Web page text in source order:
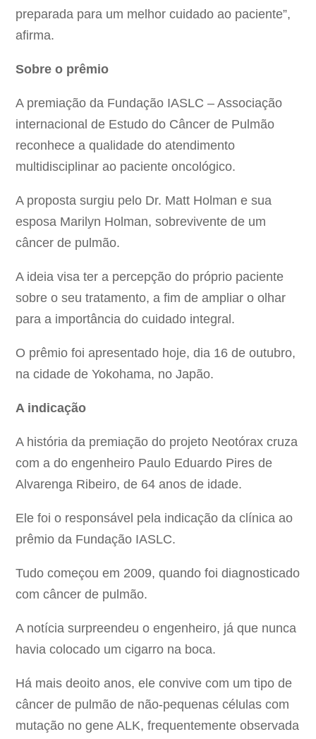
preparada para um melhor cuidado ao paciente”,
afirma.
Sobre o prêmio
A premiação da Fundação IASLC – Associação
internacional de Estudo do Câncer de Pulmão
reconhece a qualidade do atendimento
multidisciplinar ao paciente oncológico.
A proposta surgiu pelo Dr. Matt Holman e sua
esposa Marilyn Holman, sobrevivente de um
câncer de pulmão.
A ideia visa ter a percepção do próprio paciente
sobre o seu tratamento, a fim de ampliar o olhar
para a importância do cuidado integral.
O prêmio foi apresentado hoje, dia 16 de outubro,
na cidade de Yokohama, no Japão.
A indicação
A história da premiação do projeto Neotórax cruza
com a do engenheiro Paulo Eduardo Pires de
Alvarenga Ribeiro, de 64 anos de idade.
Ele foi o responsável pela indicação da clínica ao
prêmio da Fundação IASLC.
Tudo começou em 2009, quando foi diagnosticado
com câncer de pulmão.
A notícia surpreendeu o engenheiro, já que nunca
havia colocado um cigarro na boca.
Há mais deoito anos, ele convive com um tipo de
câncer de pulmão de não-pequenas células com
mutação no gene ALK, frequentemente observada